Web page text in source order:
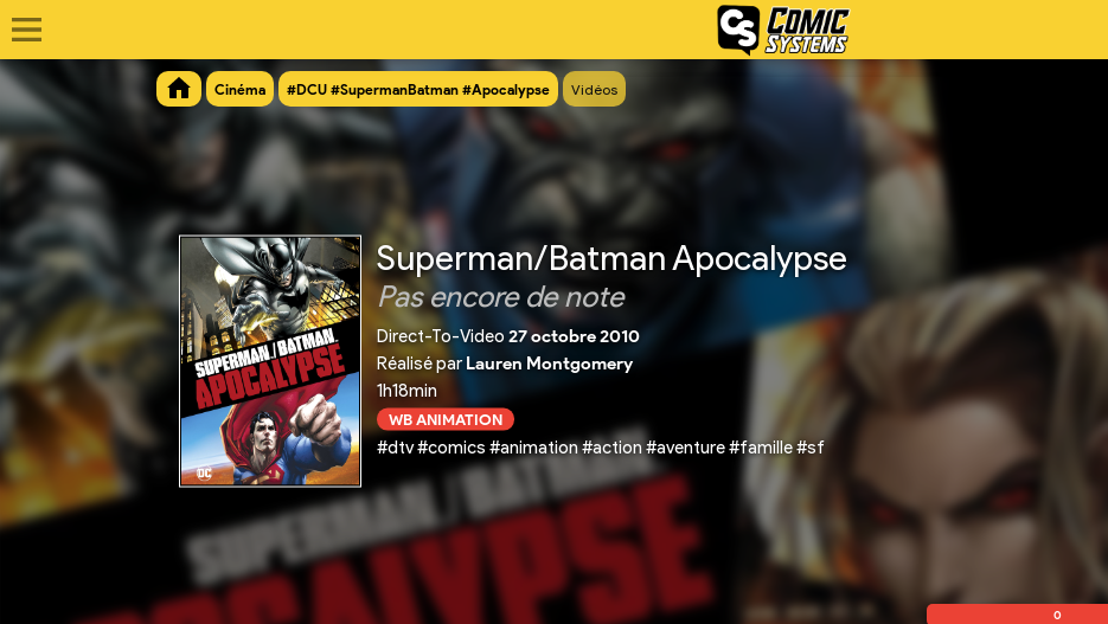
Cinéma #DCU #SupermanBatman #Apocalypse Vidéos
Superman/Batman Apocalypse
Pas encore de note
Direct-To-Video 27 octobre 2010
Réalisé par Lauren Montgomery
1h18min
WB ANIMATION
#dtv #comics #animation #action #aventure #famille #sf
0